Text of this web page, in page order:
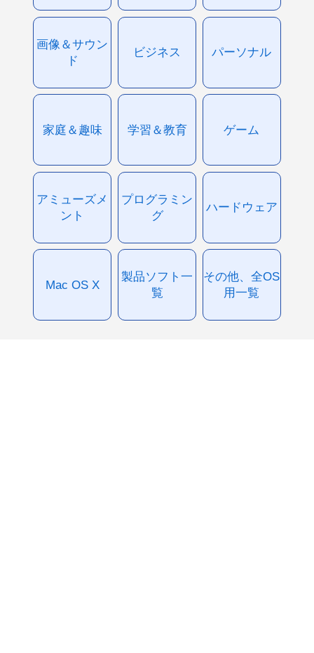
画像＆サウン
ド
ビジネス パーソナル
家庭＆趣味 学習＆教育 ゲーム
アミューズメ
ント
プログラミン
グ
ハードウェア
Mac OS X
製品ソフト一
覧
その他、全OS
用一覧